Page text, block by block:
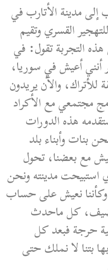
مدينة الأتارب في
القسري وتقيم
التجربة تقول: في
أنني أعيش في سوريا،
والآن يريدون
مجتمعي مع الأكراد
هذه الدورات
بنات وأبناء بلد
مع بعضنا، تحول
استبيحت مدينته ونحن
وكأننا نعيش على حساب
كل ماحدث
حرجة فبعد كل
بتنا لا نملك حتى